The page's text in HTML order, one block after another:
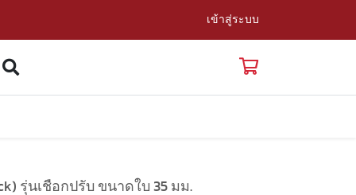
เข้าสู่ระบบ
รุ่นเชือกปรับ ขนาดใบ 35 มม.